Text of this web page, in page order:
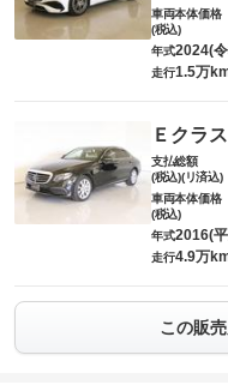
車両本体価格
(税込)
年式2024(
走行1.5万
Ｅクラス
支払総額
(税込)(リ済込)
車両本体価格
(税込)
年式2016(
走行4.9万
この販